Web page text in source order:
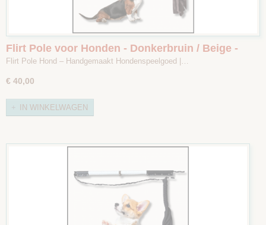
Flirt Pole voor Honden - Donkerbruin / Beige -
Maat 1
Flirt Pole Hond – Handgemaakt Hondenspeelgoed |…
€ 40,00
IN WINKELWAGEN